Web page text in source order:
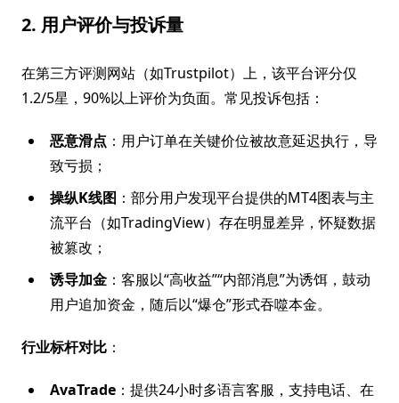
2. 用户评价与投诉量
在第三方评测网站（如Trustpilot）上，该平台评分仅
1.2/5星，90%以上评价为负面。常见投诉包括：
恶意滑点 ：用户订单在关键价位被故意延迟执行，导
致亏损；
操纵K线图 ：部分用户发现平台提供的MT4图表与主
流平台（如TradingView）存在明显差异，怀疑数据
被篡改；
诱导加金 ：客服以“高收益”“内部消息”为诱饵，鼓动
用户追加资金，随后以“爆仓”形式吞噬本金。
行业标杆对比 ：
AvaTrade ：提供24小时多语言客服，支持电话、在